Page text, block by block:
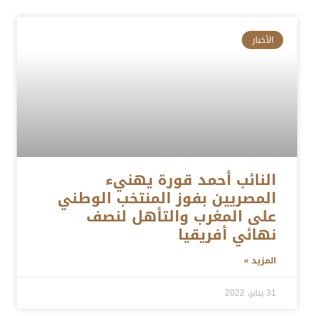
الأخبار
النائب أحمد قورة يهنيء
المصريين بفوز المنتخب الوطني
على المغرب والتأهل لنصف
نهائي أفريقيا
المزيد »
31 يناير، 2022